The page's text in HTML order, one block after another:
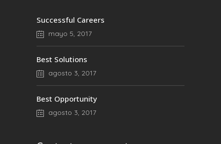
Successful Careers
mayo 5, 2017
Best Solutions
agosto 3, 2017
Best Opportunity
agosto 3, 2017